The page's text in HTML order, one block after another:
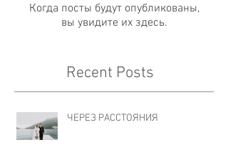
Когда посты будут опубликованы,
вы увидите их здесь.
Recent Posts
ЧЕРЕЗ РАССТОЯНИЯ